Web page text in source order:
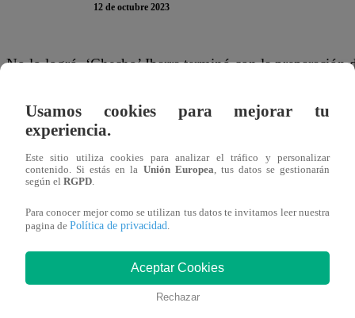
12 de octubre 2023
No lo logró. ‘Checho’ Ibarra terminó con la
Al momento de evaluarlo, Javier Masías aseguró que el
completamente “destruído”. En tanto, Nelly Rossinelli
salsa de rocoto”.
El último en emitir su comentario fue Giacomo
Este jueves 12 de octubre, se vive la primera Noche de
Chef Famosos”. Ximena Hoyos, Renato Rossini Jr,
Usamos cookies para mejorar tu
experiencia.
Este sitio utiliza cookies para analizar el tráfico y personalizar
contenido. Si estás en la Unión Europea, tus datos se gestionarán
según el RGPD.
Para conocer mejor como se utilizan tus datos te invitamos leer nuestra
pagina de Política de privacidad.
Aceptar Cookies
Rechazar